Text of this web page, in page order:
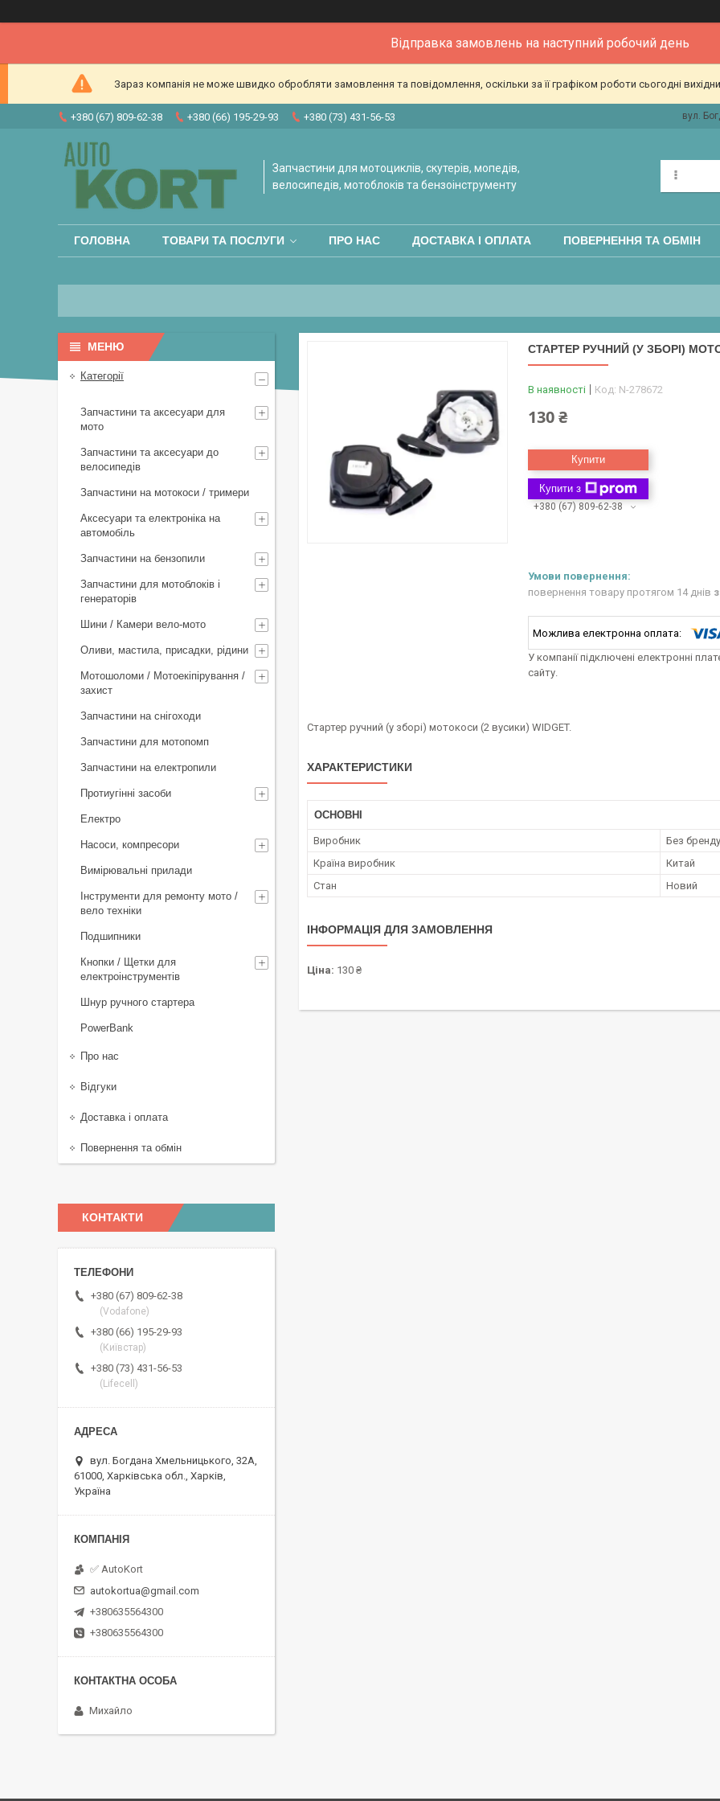
Відправка замовлень на наступний робочий день
Зараз компанія не може швидко обробляти замовлення та повідомлення, оскільки за її графіком роботи сьогодні
+380 (67) 809-62-38 +380 (66) 195-29-93 +380 (73) 431-56-53 вул.
Запчастини для мотоциклів, скутерів, мопедів,
велосипедів, мотоблоків та бензоінструменту
ГОЛОВНА ТОВАРИ ТА ПОСЛУГИ ПРО НАС ДОСТАВКА І ОПЛАТА ПОВЕРНЕННЯ ТА ОБМІН
СТАРТЕР РУЧНИЙ (У ЗБОРІ)
В наявності Код: N-278672
130 ₴
Купити
Купити з
+380 (67) 809-62-38
повернення товару протягом 14 днів
У компанії підключені електронні
сайту.
Стартер ручний (у зборі) мотокоси (2 вусики) WIDGET.
ХАРАКТЕРИСТИКИ
ОСНОВНІ
Виробник
Без бренду
Країна виробник
Китай
Стан
Новий
ІНФОРМАЦІЯ ДЛЯ ЗАМОВЛЕННЯ
Ціна: 130 ₴
Категорії
Запчастини та аксесуари для
мото
Запчастини та аксесуари до
велосипедів
Запчастини на мотокоси / тримери
Аксесуари та електроніка на
автомобіль
Запчастини на бензопили
Запчастини для мотоблоків і
генераторів
Шини / Камери вело-мото
Оливи, мастила, присадки, рідини
Мотошоломи / Мотоекіпірування /
захист
Запчастини на снігоходи
Запчастини для мотопомп
Запчастини на електропили
Протиугінні засоби
Електро
Насоси, компресори
Вимірювальні прилади
Інструменти для ремонту мото /
вело техніки
Подшипники
Кнопки / Щетки для
електроінструментів
Шнур ручного стартера
PowerBank
Про нас
Відгуки
Доставка і оплата
Повернення та обмін
КОНТАКТИ
+380 (67) 809-62-38
(Vodafone)
+380 (66) 195-29-93
(Київстар)
+380 (73) 431-56-53
(Lifecell)
вул. Богдана Хмельницького, 32А,
61000, Харківська обл., Харків,
Україна
✅ AutoKort
autokortua@gmail.com
+380635564300
+380635564300
Михайло